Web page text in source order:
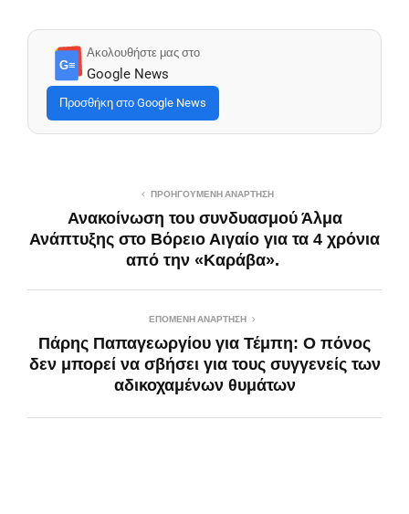
G≡
Ακολουθήστε μας στο
Google News
Προσθήκη στο Google News
ΠΡΟΗΓΟΎΜΕΝΗ ΑΝΆΡΤΗΣΗ
Ανακοίνωση του συνδυασμού Άλμα
Ανάπτυξης στο Βόρειο Αιγαίο για τα 4 χρόνια
από την «Καράβα».
ΕΠΌΜΕΝΗ ΑΝΆΡΤΗΣΗ
Πάρης Παπαγεωργίου για Τέμπη: Ο πόνος
δεν μπορεί να σβήσει για τους συγγενείς των
αδικοχαμένων θυμάτων